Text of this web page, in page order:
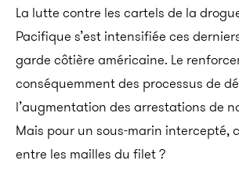
La lutte contre les cartels de la
Pacifique s’est intensifiée ces
garde côtière américaine. Le
conséquemment des processus de
l’augmentation des arrestations de
Mais pour un sous-marin intercepté,
entre les mailles du filet ?